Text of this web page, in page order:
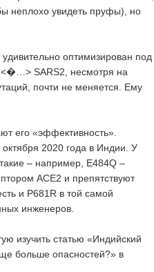
неплохо увидеть пруфы), но
оптимизирован под
<�…> SARS2, несмотря на
почти не меняется. Ему
его «эффективность».
2020 года в Индии. У
– например, E484Q –
ACE2 и препятствуют
и P681R в той самой
инженеров.
изучить статью «Индийский
больше опасностей?» в